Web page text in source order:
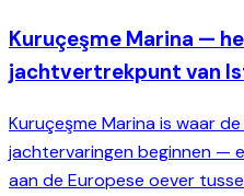
Kuruçeşme Marina —
jachtvertrekpunt van
Kuruçeşme Marina is waar
jachtervaringen beginnen —
aan de Europese oever